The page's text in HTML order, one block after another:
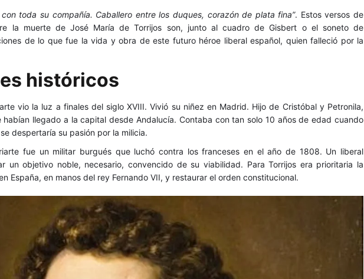
toda su compañía. Caballero entre los duques, corazón de plata fina”. Estos versos de
la muerte de José María de Torrijos son, junto al cuadro de Gisbert o el soneto de
de lo que fue la vida y obra de este futuro héroe liberal español, quien falleció por la
históricos
vio la luz a finales del siglo XVIII. Vivió su niñez en Madrid. Hijo de Cristóbal y Petronila,
habían llegado a la capital desde Andalucía. Contaba con tan solo 10 años de edad cuando
despertaría su pasión por la milicia.
fue un militar burgués que luchó contra los franceses en el año de 1808. Un liberal
un objetivo noble, necesario, convencido de su viabilidad. Para Torrijos era prioritaria la
España, en manos del rey Fernando VII, y restaurar el orden constitucional.